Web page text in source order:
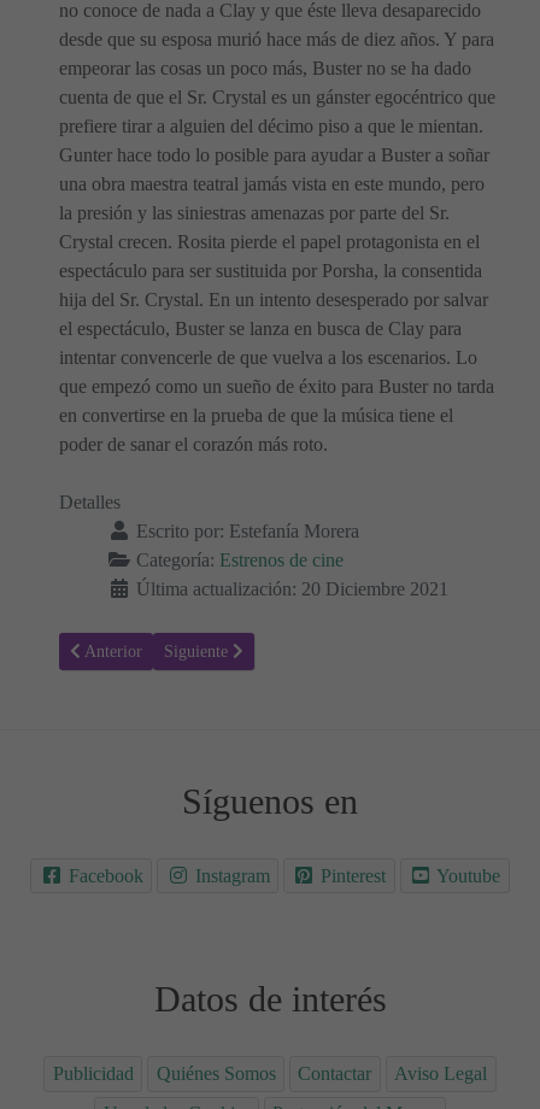
no conoce de nada a Clay y que éste lleva desaparecido
desde que su esposa murió hace más de diez años. Y para
empeorar las cosas un poco más, Buster no se ha dado
cuenta de que el Sr. Crystal es un gánster egocéntrico que
prefiere tirar a alguien del décimo piso a que le mientan.
Gunter hace todo lo posible para ayudar a Buster a soñar
una obra maestra teatral jamás vista en este mundo, pero
la presión y las siniestras amenazas por parte del Sr.
Crystal crecen. Rosita pierde el papel protagonista en el
espectáculo para ser sustituida por Porsha, la consentida
hija del Sr. Crystal. En un intento desesperado por salvar
el espectáculo, Buster se lanza en busca de Clay para
intentar convencerle de que vuelva a los escenarios. Lo
que empezó como un sueño de éxito para Buster no tarda
en convertirse en la prueba de que la música tiene el
poder de sanar el corazón más roto.
Detalles
Escrito por: Estefanía Morera
Categoría: Estrenos de cine
Última actualización: 20 Diciembre 2021
Artículo anterior: West Side Story - Sinopsis y Trailer
Anterior Artículo siguiente: Spider-Man: No Way Home -
Siguiente
Síguenos en
Facebook Instagram Pinterest Youtube
Datos de interés
Publicidad Quiénes Somos Contactar
Aviso Legal